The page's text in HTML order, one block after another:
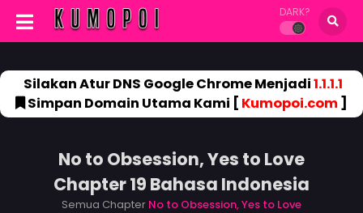
DARK?
Silakan Atur DNS Google Chrome Menjadi1.1.1.1
Simpan Domain Utama Kami [ Kumopoi.com]
No to Obsession, Yes to Love
Chapter 19 Bahasa Indonesia
Semua Chapter No to Obsession, Yes to Love